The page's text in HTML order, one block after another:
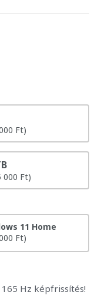
Ft)
000 Ft)
11 Home
Ft)
165 Hz képfrissítés!